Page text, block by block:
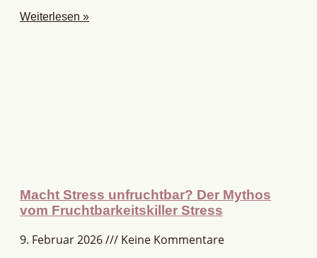
Weiterlesen »
Macht Stress unfruchtbar? Der Mythos
vom Fruchtbarkeitskiller Stress
9. Februar 2026
Keine Kommentare